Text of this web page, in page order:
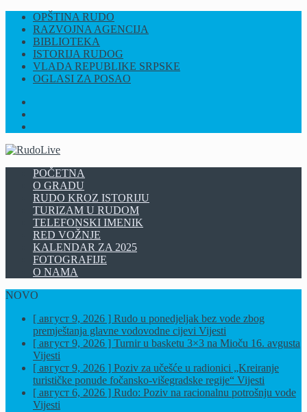
OPŠTINA RUDO
RAZVOJNA AGENCIJA
BIBLIOTEKA
ISTORIJA RUDOG
VLADA REPUBLIKE SRPSKE
OGLASI ZA POSAO
POČETNA
O GRADU
RUDO KROZ ISTORIJU
TURIZAM U RUDOM
TELEFONSKI IMENIK
RED VOŽNJE
KALENDAR ZA 2025
FOTOGRAFIJE
O NAMA
NOVO
[ август 9, 2026 ] Rudo u ponedjeljak bez vode zbog
premještanja glavne vodovodne cijevi Vijesti
[ август 9, 2026 ] Turnir u basketu 3×3 na Mioču 16. avgusta
Vijesti
[ август 9, 2026 ] Poziv za učešće u radionici „Kreiranje
turističke ponude fočansko-višegradske regije“ Vijesti
[ август 6, 2026 ] Rudo: Poziv na racionalnu potrošnju vode
Vijesti